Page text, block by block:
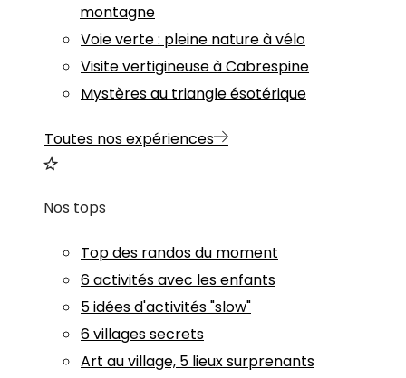
montagne
Voie verte : pleine nature à vélo
Visite vertigineuse à Cabrespine
Mystères au triangle ésotérique
Toutes nos expériences
Nos tops
Top des randos du moment
6 activités avec les enfants
5 idées d'activités "slow"
6 villages secrets
Art au village, 5 lieux surprenants